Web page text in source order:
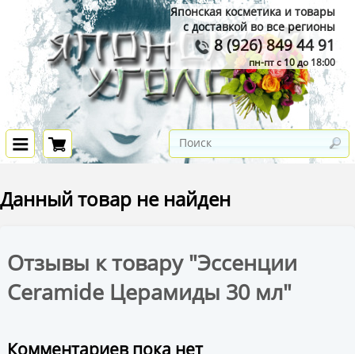
Японская косметика и товары
с доставкой во все регионы
8 (926) 849 44 91
пн-пт с 10 до 18:00
Данный товар не найден
Отзывы к товару "Эссенции
Ceramide Церамиды 30 мл"
Комментариев пока нет